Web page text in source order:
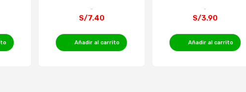
S/7.40
Añadir al carrito
S/3.90
Añadir al carrito